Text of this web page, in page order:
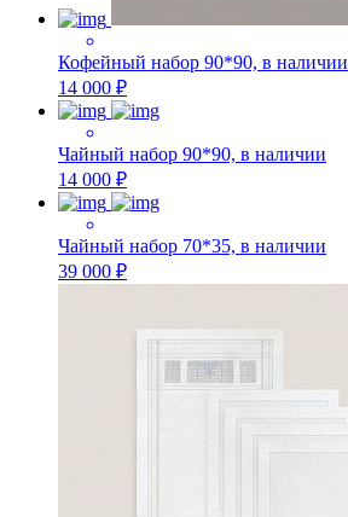
Кофейный набор 90*90, в наличии
14 000 ₽
Чайный набор 90*90, в наличии
14 000 ₽
Чайный набор 70*35, в наличии
39 000 ₽